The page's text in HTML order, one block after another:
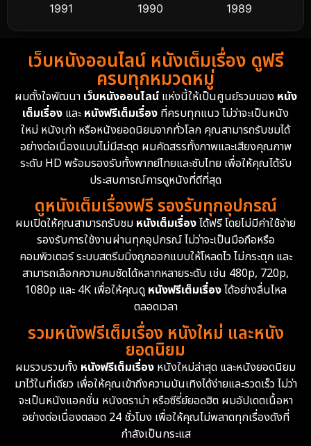
Detective สืบสวน
Detective สืบสวน
Disney+ 4
Documentary สารคดี 95
Drama ดราม่า
Dystopian 16
Emotional 61
Epic มหากาพย์ 225
Family ครอบครัว 372
Fantasy จินตนาการ 339
Fiction 9
1991
1990
1989
1988
1986
1985
1983
1982
1981
1974
1962
เว็บหนังออนไลน์ หนังเต็มเรื่อง ดูฟรี
ครบทุกหมวดหมู่
ผมตั้งใจพัฒนา เว็บหนังออนไลน์แห่งนี้ให้เป็นศูนย์รวมของ หนัง
เต็มเรื่อง และหนังฟรีเต็มเรื่อง ที่ครบทุกแนว ไม่ว่าจะเป็นหนัง
ใหม่ หนังเก่า หรือหนังยอดนิยมจากทั่วโลก คุณสามารถรับชมได้
อย่างต่อเนื่องแบบไม่มีสะดุด ผมคัดสรรทั้งภาพและเสียงคุณภาพ
ระดับ HD พร้อมรองรับทั้งพากย์ไทยและซับไทย เพื่อให้คุณได้รับ
ประสบการณ์การดูหนังที่ดีที่สุด
ดูหนังเต็มเรื่องฟรี รองรับทุกอุปกรณ์
ผมเปิดให้คุณสามารถรับชม หนังเต็มเรื่องได้ฟรี โดยไม่มีค่าใช้จ่าย
รองรับการใช้งานผ่านทุกอุปกรณ์ ไม่ว่าจะเป็นมือถือหรือ
คอมพิวเตอร์ ระบบสตรีมมิ่งถูกออกแบบให้โหลดไว ไม่กระตุก และ
สามารถเลือกความคมชัดได้หลากหลายระดับ เช่น 480p, 720p,
1080p และ 4K เพื่อให้คุณดูหนังฟรีเต็มเรื่องได้อย่างลื่นไหล
ตลอดเวลา
รวมหนังฟรีเต็มเรื่อง หนังใหม่ และหนัง
ยอดนิยม
ผมรวบรวมทั้ง หนังฟรีเต็มเรื่อง หนังใหม่ล่าสุด และหนังยอดนิยม
มาไว้ในที่เดียว เพื่อให้คุณเข้าถึงความบันเทิงได้ง่ายและรวดเร็ว ไม่ว่า
จะเป็นหนังแอคชั่น หนังดราม่า หรือซีรี่ย์ยอดฮิต ผมอัปเดตเนื้อหา
อย่างต่อเนื่องตลอด 24 ชั่วโมง เพื่อให้คุณไม่พลาดทุกเรื่องดังที่
กำลังเป็นกระแส